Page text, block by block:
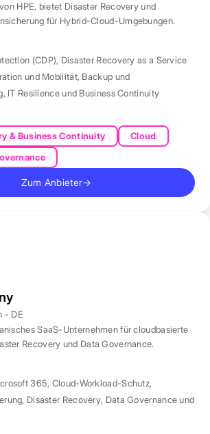
HPE, bietet Disaster Recovery und
für Hybrid-Cloud-Umgebungen.
(CDP), Disaster Recovery as a Service
und Mobilität, Backup und
, IT Resilience und Business Continuity
& Business Continuity
Cloud
Zum Anbieter→
- DE
SaaS-Unternehmen für cloudbasierte
Recovery und Data Governance.
365, Cloud-Workload-Schutz,
, Disaster Recovery, Data Governance und